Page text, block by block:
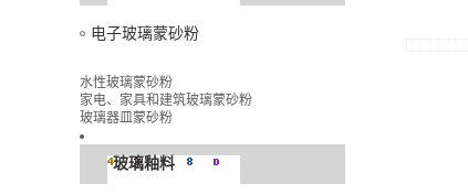
电子玻璃蒙砂粉
水性玻璃蒙砂粉
家电、家具和建筑玻璃蒙砂粉
玻璃器皿蒙砂粉
玻璃釉料